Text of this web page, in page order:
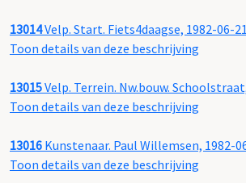
13014Velp. Start. Fiets4daagse, 1982-06-21
Toon details van deze beschrijving
13015Velp. Terrein. Nw.bouw.
Toon details van deze beschrijving
13016 Kunstenaar. Paul Willemsen, 1982-
Toon details van deze beschrijving